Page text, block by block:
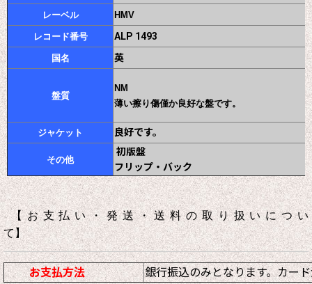
レーベル HMV
レコード番号 ALP 1493
国名 英
盤質
NM
薄い擦り傷僅か良好な盤です。
ジャケット 良好です。
その他
初版盤
フリップ・バック
【お支払い・発送・送料の取り扱いについ
て】
お支払方法 銀行振込のみとなります。カー